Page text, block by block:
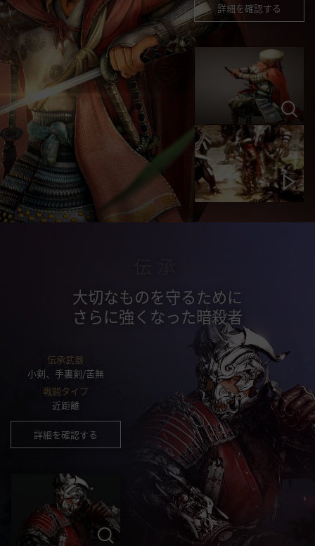
詳細を確認する
大切なものを守るために
さらに強くなった暗殺者
伝承武器
小剣、手裏剣/苦無
戦闘タイプ
近距離
詳細を確認する